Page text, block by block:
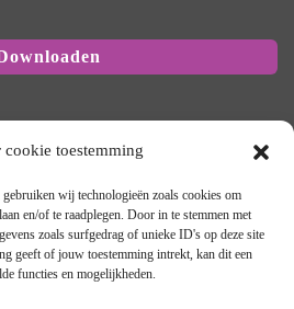
cookie toestemming
wij technologieën zoals cookies om
en/of te raadplegen. Door in te stemmen met
zoals surfgedrag of unieke ID's op deze site
geeft of jouw toestemming intrekt, kan dit een
functies en mogelijkheden.